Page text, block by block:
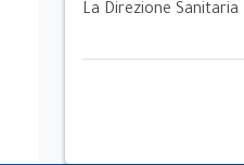
La Direzione Sanitaria